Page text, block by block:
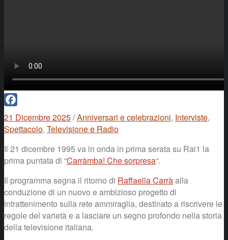
Facebook
21 Dicembre 2025/Anniversari e celebrazioni, Interviste,
Spettacolo, Televisione e Radio
Il 21 dicembre 1995 va in onda in prima serata su Rai1 la
prima puntata di “Carràmba! Che sorpresa“.
Il programma segna il ritorno di Raffaella Carràalla
conduzione di un nuovo e ambizioso progetto di
intrattenimento sulla rete ammiraglia, destinato a riscrivere le
regole del varietà e a lasciare un segno profondo nella storia
della televisione italiana.